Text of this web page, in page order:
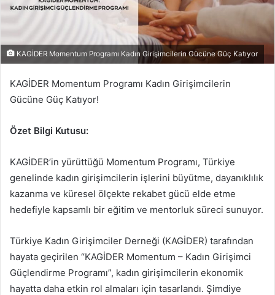
KAGİDER Momentum Programı Kadın Girişimcilerin Gücüne Güç Katıyor
KAGİDER Momentum Programı Kadın Girişimcilerin
Gücüne Güç Katıyor!
Özet Bilgi Kutusu:
KAGİDER’in yürüttüğü Momentum Programı, Türkiye
genelinde kadın girişimcilerin işlerini büyütme, dayanıklılık
kazanma ve küresel ölçekte rekabet gücü elde etme
hedefiyle kapsamlı bir eğitim ve mentorluk süreci sunuyor.
Türkiye Kadın Girişimciler Derneği (KAGİDER) tarafından
hayata geçirilen “KAGİDER Momentum – Kadın Girişimci
Güçlendirme Programı”, kadın girişimcilerin ekonomik
hayatta daha etkin rol almaları için tasarlandı. Şimdiye